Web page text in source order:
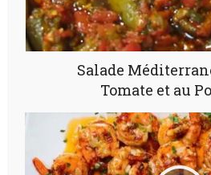
Salade
Tomate et au